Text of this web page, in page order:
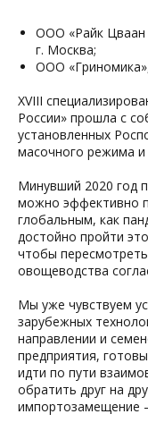
ООО «Райк Цваан
г. Москва;
ООО
XVIII
России» прошла с
установленных
масочного режима и
Минувший 2020 год
можно эффективно
глобальным, как
достойно пройти
чтобы
овощеводства
Мы уже чувствуем
зарубежных
направлении и
предприятия,
идти по пути
обратить друг на
импортозамещение